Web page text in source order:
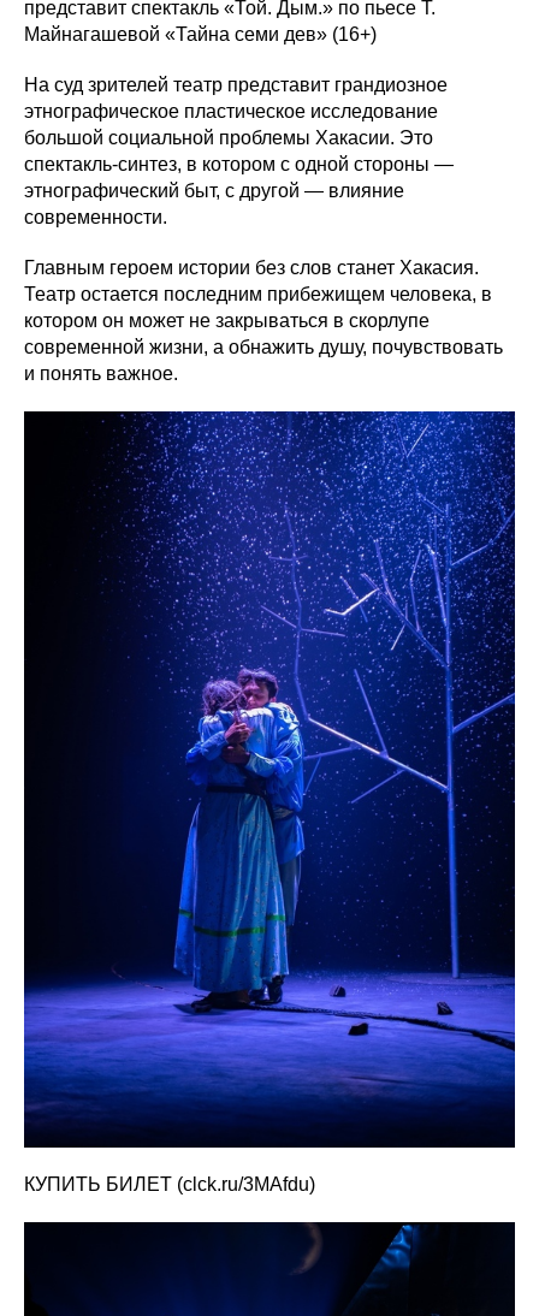
представит спектакль «Той. Дым.» по пьесе Т.
Майнагашевой «Тайна семи дев» (16+)
На суд зрителей театр представит грандиозное
этнографическое пластическое исследование
большой социальной проблемы Хакасии. Это
спектакль-синтез, в котором с одной стороны —
этнографический быт, с другой — влияние
современности.
Главным героем истории без слов станет Хакасия.
Театр остается последним прибежищем человека, в
котором он может не закрываться в скорлупе
современной жизни, а обнажить душу, почувствовать
и понять важное.
КУПИТЬ БИЛЕТ (clck.ru/3MAfdu)